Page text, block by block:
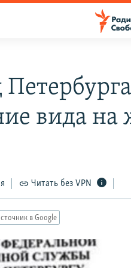
вида на
Читать без VPN
в Google